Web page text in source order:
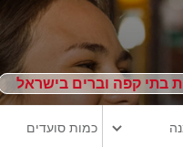
בתי קפה וברים בישראל